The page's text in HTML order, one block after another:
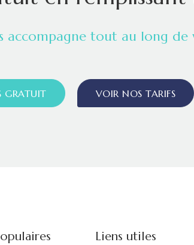
accompagne tout au long
GRATUIT VOIR NOS TARIFS
Liens utiles